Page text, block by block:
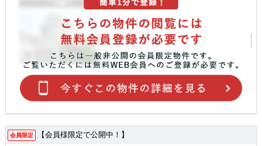
会員限定 【会員様限定で公開中！】